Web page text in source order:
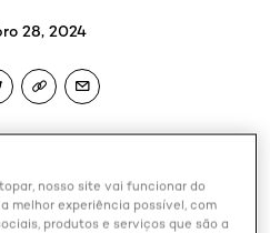
28, 2024
os cremes, filtros solares,
nos cuidados com a
nosso site vai funcionar do
melhor experiência possível, com
produtos e serviços que são a